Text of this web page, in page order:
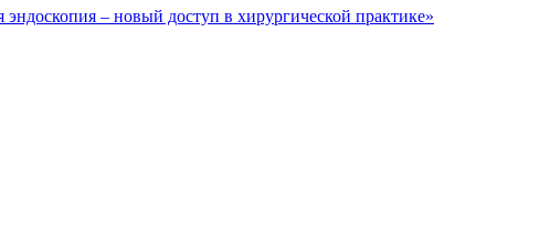
– новый доступ в хирургической практике»